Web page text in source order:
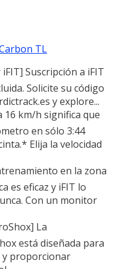
TL
Suscripción a iFIT
Solicite su código
y explore...
km/h significa que
en sólo 3:44
Elija la velocidad
en la zona
es eficaz y iFIT lo
Con un monitor
La
está diseñada para
proporcionar